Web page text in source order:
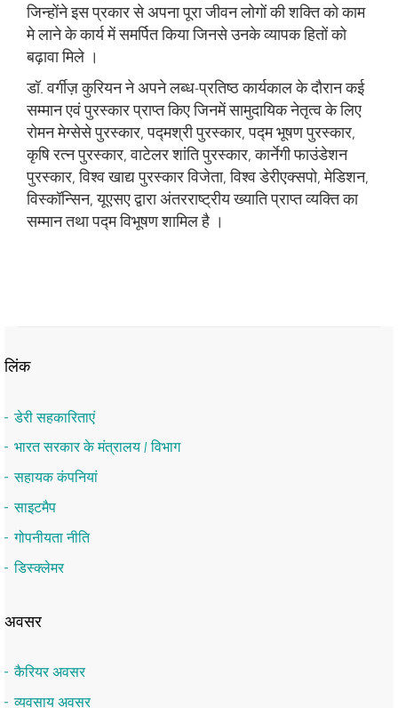
जिन्‍होंने इस प्रकार से अपना पूरा जीवन लोगों की शक्ति को काम
मे लाने के कार्य में समर्पित किया जिनसे उनके व्‍यापक हितों को
बढ़ावा मिले ।
डॉ. वर्गीज़ कुरियन ने अपने लब्‍ध-प्रतिष्‍ठ कार्यकाल के दौरान कई
सम्‍मान एवं पुरस्‍कार प्राप्‍त किए जिनमें सामुदायिक नेतृत्‍व के लिए
रोमन मेग्‍सेसे पुरस्‍कार, पद्मश्री पुरस्‍कार, पद्म भूषण पुरस्‍कार,
कृषि रत्‍न पुरस्‍कार, वाटेलर शांति पुरस्‍कार, कार्नेगी फाउंडेशन
पुरस्‍कार, विश्‍व खाद्य पुरस्‍कार विजेता, विश्‍व डेरीएक्‍सपो, मेडिशन,
विस्‍कॉन्सिन, यूएसए द्वारा अंतरराष्‍ट्रीय ख्‍याति प्राप्‍त व्‍यक्ति का
सम्‍मान तथा पद्म विभूषण शामिल है ।
लिंक
डेरी सहकारिताएं
भारत सरकार के मंत्रालय / विभाग
सहायक कंपनियां
साइटमैप
गोपनीयता नीति
डिस्क्लेमर
अवसर
कैरियर अवसर
व्यवसाय अवसर